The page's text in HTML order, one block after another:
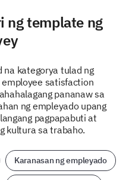
ng template ng
na kategorya tulad ng
satisfaction
pananaw sa
ng empleyado upang
pagpapabuti at
kultura sa trabaho.
Karanasan ng empleyado